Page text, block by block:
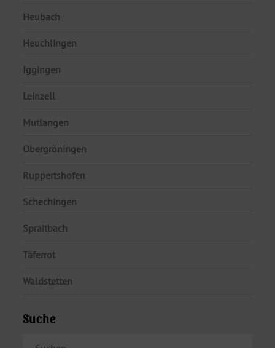
Heubach
Heuchlingen
Iggingen
Leinzell
Mutlangen
Obergröningen
Ruppertshofen
Schechingen
Spraitbach
Täferrot
Waldstetten
Suche